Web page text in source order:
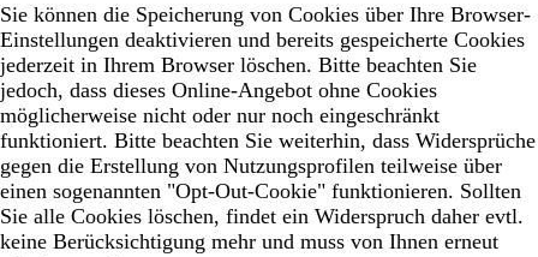
Sie können die Speicherung von Cookies über Ihre Browser-
Einstellungen deaktivieren und bereits gespeicherte Cookies
jederzeit in Ihrem Browser löschen. Bitte beachten Sie
jedoch, dass dieses Online-Angebot ohne Cookies
möglicherweise nicht oder nur noch eingeschränkt
funktioniert. Bitte beachten Sie weiterhin, dass Widersprüche
gegen die Erstellung von Nutzungsprofilen teilweise über
einen sogenannten "Opt-Out-Cookie" funktionieren. Sollten
Sie alle Cookies löschen, findet ein Widerspruch daher evtl.
keine Berücksichtigung mehr und muss von Ihnen erneut